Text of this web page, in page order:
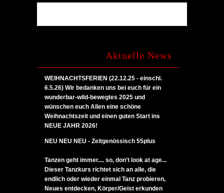
Aktuelle News
WEIHNACHTSFERIEN (22.12.25 - einschl.
6.5.26) Wir bedanken uns bei euch für ein
wunderbar-wild-bewegtes 2025 und
wünschen euch Allen eine schöne
Weihnachtszeit und einen guten Start ins
NEUE JAHR 2026!
NEU NEU NEU - Zeitgenössisch 55plus
Tanzen geht immer.... so, don't look at age...
Dieser Tanzkurs richtet sich an alle, die
endlich oder wieder einmal Tanz probieren,
Neues entdecken, Körper/Geist erkunden